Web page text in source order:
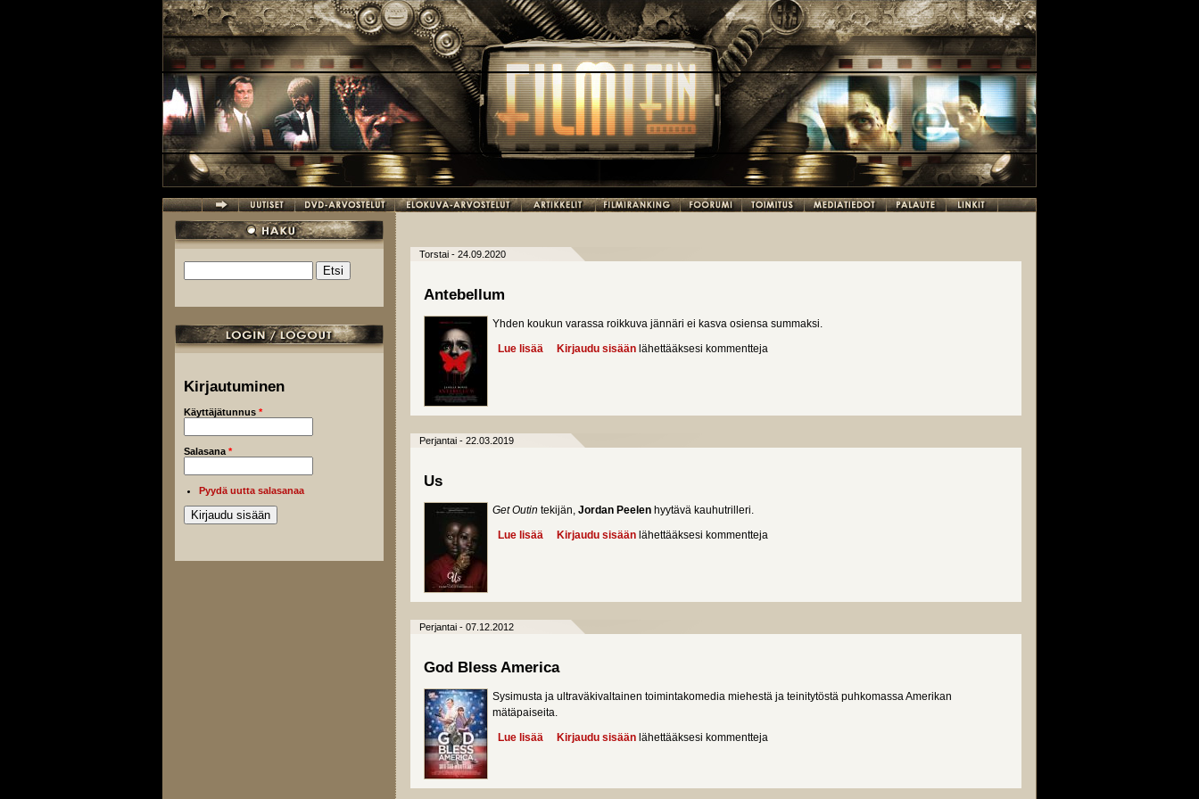
Hakulomake
Kirjautuminen
Käyttäjätunnus *
Salasana *
Pyydä uutta salasanaa
Torstai - 24.09.2020
Antebellum
Yhden koukun varassa roikkuva jännäri ei kasva osiensa summaksi.
Lue lisää about Antebellum
Kirjaudu sisään lähettääksesi kommentteja
Perjantai - 22.03.2019
Us
Get Outin tekijän, Jordan Peelen hyytävä kauhutrilleri.
Lue lisää about Us
Kirjaudu sisään lähettääksesi kommentteja
Perjantai - 07.12.2012
God Bless America
Sysimusta ja ultraväkivaltainen toimintakomedia miehestä ja teinitytöstä puhkomassa Amerikan
mätäpaiseita.
Lue lisää about God Bless America
Kirjaudu sisään lähettääksesi kommentteja